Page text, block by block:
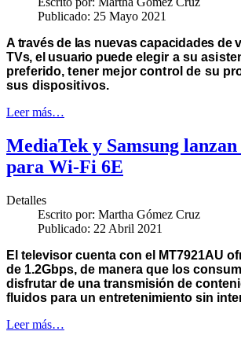
Publicado: 25 Mayo 2021
A través de las nuevas capacidades de
TVs, el usuario puede elegir a su
preferido, tener mejor control de su
sus dispositivos.
Leer más…
MediaTek y Samsung
para Wi-Fi 6E
Detalles
Escrito por: Martha Gómez Cruz
Publicado: 22 Abril 2021
El televisor cuenta con el MT7921AU
de 1.2Gbps, de manera que los
disfrutar de una transmisión de
fluidos para un entretenimiento sin
Leer más…